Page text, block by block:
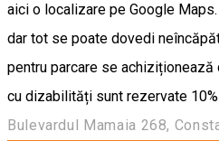
aici o localizare pe Google
dar tot se poate dovedi
pentru parcare se achiziționează
cu dizabilități sunt rezervate
Bulevardul Mamaia 268,